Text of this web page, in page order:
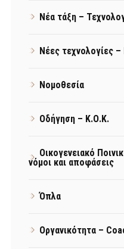
Νέα τάξη –
Νέες τεχνολογίες
Νομοθεσία
Οδήγηση – Κ.Ο.Κ.
Οικογενειακό
νόμοι και αποφάσεις
Όπλα
Οργανικότητα –